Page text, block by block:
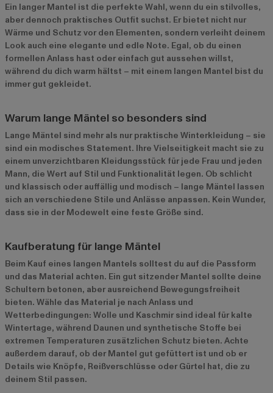
Ein langer Mantel ist die perfekte Wahl, wenn du ein stilvolles,
aber dennoch praktisches Outfit suchst. Er bietet nicht nur
Wärme und Schutz vor den Elementen, sondern verleiht deinem
Look auch eine elegante und edle Note. Egal, ob du einen
formellen Anlass hast oder einfach gut aussehen willst,
während du dich warm hältst – mit einem langen Mantel bist du
immer gut gekleidet.
Warum lange Mäntel so besonders sind
Lange Mäntel sind mehr als nur praktische Winterkleidung – sie
sind ein modisches Statement. Ihre Vielseitigkeit macht sie zu
einem unverzichtbaren Kleidungsstück für jede Frau und jeden
Mann, die Wert auf Stil und Funktionalität legen. Ob schlicht
und klassisch oder auffällig und modisch – lange Mäntel lassen
sich an verschiedene Stile und Anlässe anpassen. Kein Wunder,
dass sie in der Modewelt eine feste Größe sind.
Kaufberatung für lange Mäntel
Beim Kauf eines langen Mantels solltest du auf die Passform
und das Material achten. Ein gut sitzender Mantel sollte deine
Schultern betonen, aber ausreichend Bewegungsfreiheit
bieten. Wähle das Material je nach Anlass und
Wetterbedingungen: Wolle und Kaschmir sind ideal für kalte
Wintertage, während Daunen und synthetische Stoffe bei
extremen Temperaturen zusätzlichen Schutz bieten. Achte
außerdem darauf, ob der Mantel gut gefüttert ist und ob er
Details wie Knöpfe, Reißverschlüsse oder Gürtel hat, die zu
deinem Stil passen.